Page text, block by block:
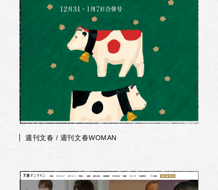
週刊文春 / 週刊文春WOMAN